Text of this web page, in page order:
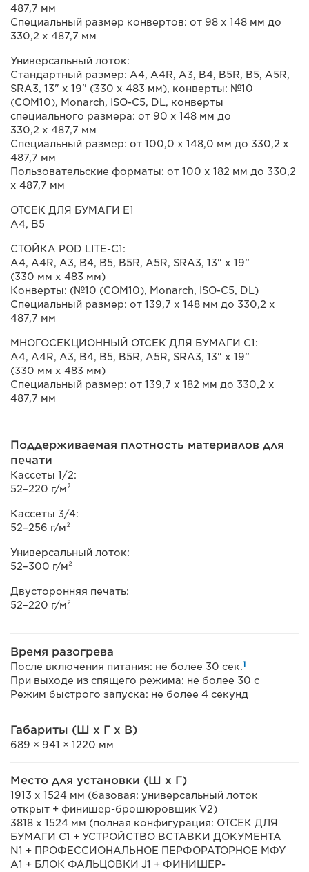
487,7 мм
Специальный размер конвертов: от 98 x 148 мм до
330,2 x 487,7 мм
Универсальный лоток:
Стандартный размер: A4, A4R, A3, B4, B5R, B5, A5R,
SRA3, 13" x 19" (330 x 483 мм), конверты: №10
(COM10), Monarch, ISO-C5, DL, конверты
специального размера: от 90 x 148 мм до
330,2 x 487,7 мм
Специальный размер: от 100,0 x 148,0 мм до 330,2 x
487,7 мм
Пользовательские форматы: от 100 x 182 мм до 330,2
x 487,7 мм
ОТСЕК ДЛЯ БУМАГИ E1
A4, B5
СТОЙКА POD LITE-C1:
A4, A4R, A3, B4, B5, B5R, A5R, SRA3, 13" x 19”
(330 мм x 483 мм)
Конверты: (№10 (COM10), Monarch, ISO-C5, DL)
Специальный размер: от 139,7 x 148 мм до 330,2 x
487,7 мм
МНОГОСЕКЦИОННЫЙ ОТСЕК ДЛЯ БУМАГИ C1:
A4, A4R, A3, B4, B5, B5R, A5R, SRA3, 13" x 19”
(330 мм x 483 мм)
Специальный размер: от 139,7 x 182 мм до 330,2 x
487,7 мм
Поддерживаемая плотность материалов для
печати
Кассеты 1/2:
52–220 г/м²
Кассеты 3/4:
52–256 г/м²
Универсальный лоток:
52–300 г/м²
Двусторонняя печать:
52–220 г/м²
Время разогрева
После включения питания: не более 30 сек.1
При выходе из спящего режима: не более 30 с
Режим быстрого запуска: не более 4 секунд
Габариты (Ш x Г x В)
689 × 941 × 1220 мм
Место для установки (Ш x Г)
1913 x 1524 мм (базовая: универсальный лоток
открыт + финишер-брошюровщик V2)
3818 x 1524 мм (полная конфигурация: ОТСЕК ДЛЯ
БУМАГИ C1 + УСТРОЙСТВО ВСТАВКИ ДОКУМЕНТА
N1 + ПРОФЕССИОНАЛЬНОЕ ПЕРФОРАТОРНОЕ МФУ
A1 + БЛОК ФАЛЬЦОВКИ J1 + ФИНИШЕР-